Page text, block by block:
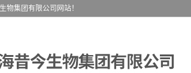
物集团有限公司网站！